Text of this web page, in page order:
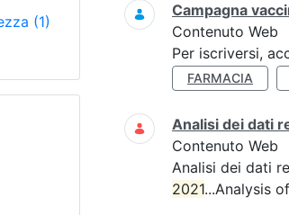
(1)
Campagna
Contenuto Web
Per iscriversi,
FARMACIA
Analisi dei dati
Contenuto Web
Analisi dei dati
2021...Analysis